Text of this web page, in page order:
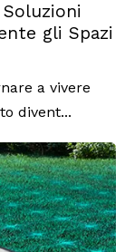
gli Spazi
a vivere
divent...